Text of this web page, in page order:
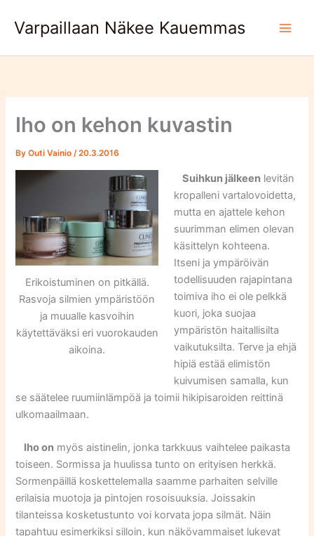
Varpaillaan Näkee Kauemmas
Iho on kehon kuvastin
ByOuti Vainio/20.3.2016
Erikoistuminen on pitkällä.
Rasvoja silmien ympäristöön
ja muualle kasvoihin
käytettäväksi eri vuorokauden
aikoina.
Suihkun jälkeen levitän
kropalleni vartalovoidetta,
mutta en ajattele kehon
suurimman elimen olevan
käsittelyn kohteena.
Itseni ja ympäröivän
todellisuuden rajapintana
toimiva iho ei ole pelkkä
kuori, joka suojaa
ympäristön haitallisilta
vaikutuksilta. Terve ja ehjä
hipiä estää elimistön
kuivumisen samalla, kun
se säätelee ruumiinlämpöä ja toimii hikipisaroiden reittinä
ulkomaailmaan.
Iho on myös aistinelin, jonka tarkkuus vaihtelee paikasta
toiseen. Sormissa ja huulissa tunto on erityisen herkkä.
Sormenpäillä koskettelemalla saamme parhaiten selville
erilaisia muotoja ja pintojen rosoisuuksia. Joissakin
tilanteissa kosketustunto voi korvata jopa silmät. Näin
tapahtuu esimerkiksi silloin, kun näkövammaiset lukevat